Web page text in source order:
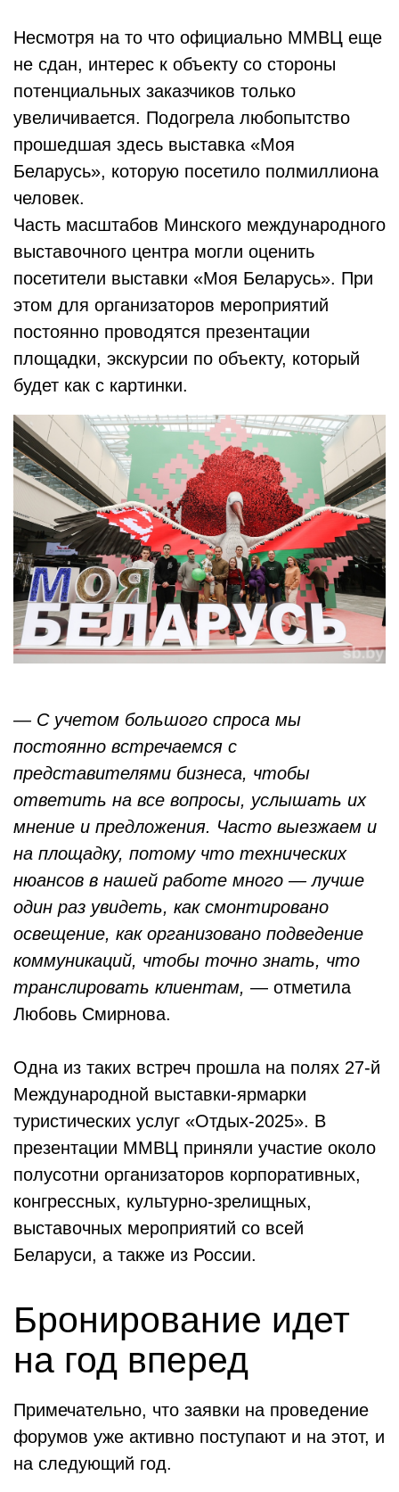
Несмотря на то что официально ММВЦ еще
не сдан, интерес к объекту со стороны
потенциальных заказчиков только
увеличивается. Подогрела любопытство
прошедшая здесь выставка «Моя
Беларусь», которую посетило полмиллиона
человек.
Часть масштабов Минского международного
выставочного центра могли оценить
посетители выставки «Моя Беларусь». При
этом для организаторов мероприятий
постоянно проводятся презентации
площадки, экскурсии по объекту, который
будет как с картинки.
— С учетом большого спроса мы
постоянно встречаемся с
представителями бизнеса, чтобы
ответить на все вопросы, услышать их
мнение и предложения. Часто выезжаем и
на площадку, потому что технических
нюансов в нашей работе много — лучше
один раз увидеть, как смонтировано
освещение, как организовано подведение
коммуникаций, чтобы точно знать, что
транслировать клиентам, — отметила
Любовь Смирнова.
Одна из таких встреч прошла на полях 27‑й
Международной выставки‑ярмарки
туристических услуг «Отдых‑2025». В
презентации ММВЦ приняли участие около
полусотни организаторов корпоративных,
конгрессных, культурно‑зрелищных,
выставочных мероприятий со всей
Беларуси, а также из России.
Бронирование идет
на год вперед
Примечательно, что заявки на проведение
форумов уже активно поступают и на этот, и
на следующий год.